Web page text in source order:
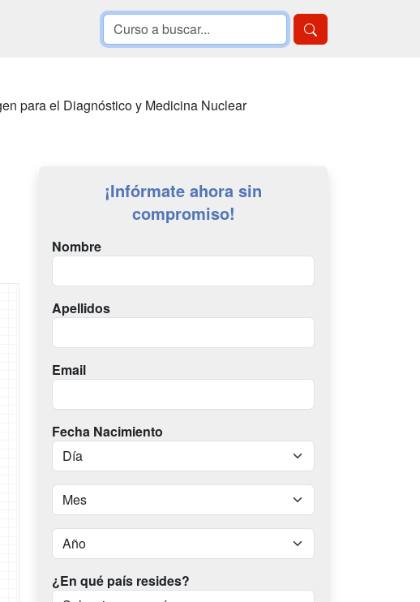
para el Diagnóstico y Medicina Nuclear
¡Infórmate ahora sin
compromiso!
Nombre
Apellidos
Email
Fecha Nacimiento
¿En qué país resides?